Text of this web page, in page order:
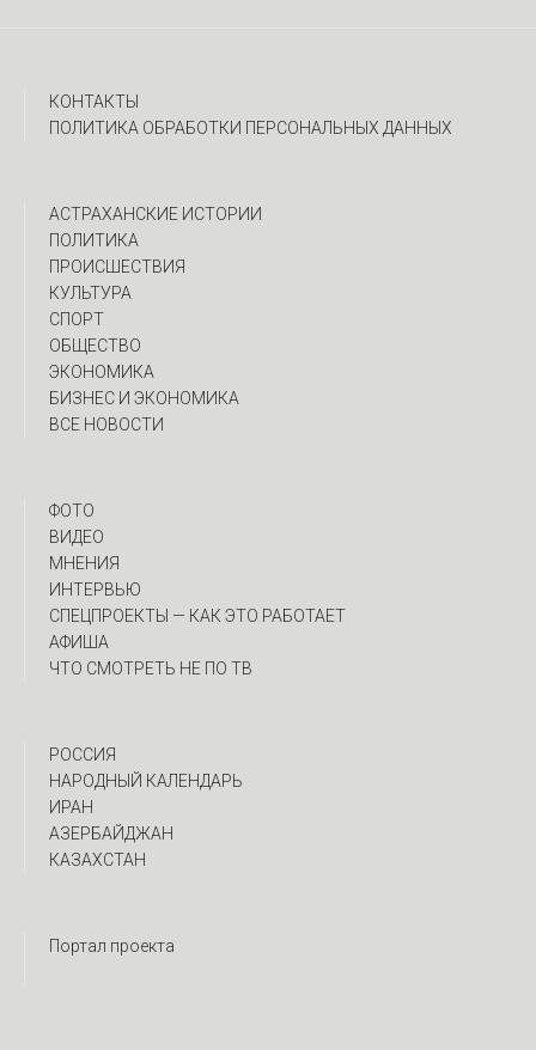
КОНТАКТЫ
ПОЛИТИКА ОБРАБОТКИ ПЕРСОНАЛЬНЫХ ДАННЫХ
АСТРАХАНСКИЕ ИСТОРИИ
ПОЛИТИКА
ПРОИСШЕСТВИЯ
КУЛЬТУРА
СПОРТ
ОБЩЕСТВО
ЭКОНОМИКА
БИЗНЕС И ЭКОНОМИКА
ВСЕ НОВОСТИ
ФОТО
ВИДЕО
МНЕНИЯ
ИНТЕРВЬЮ
CПЕЦПРОЕКТЫ — КАК ЭТО РАБОТАЕТ
АФИША
ЧТО СМОТРЕТЬ НЕ ПО ТВ
РОССИЯ
НАРОДНЫЙ КАЛЕНДАРЬ
ИРАН
АЗЕРБАЙДЖАН
КАЗАХСТАН
Портал проекта